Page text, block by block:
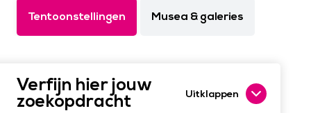
Tentoonstellingen Musea & galeries
Verfijn hier jouw
zoekopdracht Uitklappen